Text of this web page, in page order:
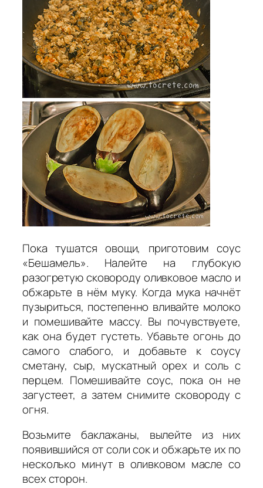
Пока тушатся овощи, приготовим соус
«Бешамель». Налейте на глубокую
разогретую сковороду оливковое масло и
обжарьте в нём муку. Когда мука начнёт
пузыриться, постепенно вливайте молоко
и помешивайте массу. Вы почувствуете,
как она будет густеть. Убавьте огонь до
самого слабого, и добавьте к соусу
сметану, сыр, мускатный орех и соль с
перцем. Помешивайте соус, пока он не
загустеет, а затем снимите сковороду с
огня.
Возьмите баклажаны, вылейте из них
появившийся от соли сок и обжарьте их по
несколько минут в оливковом масле со
всех сторон.